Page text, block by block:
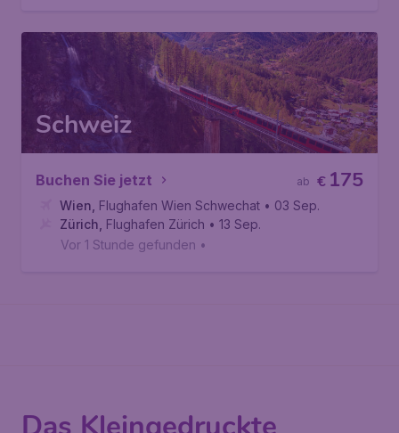
Schweiz
Buchen Sie jetzt € 175
ab
Wien Flughafen Wien Schwechat • 03 Sep.
Zürich Flughafen Zürich • 13 Sep.
Vor 1 Stunde gefunden •